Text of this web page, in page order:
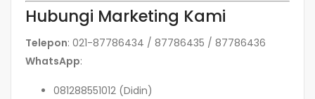
Hubungi Marketing Kami
Telepon: 021-87786434 / 87786435 / 87786436
WhatsApp:
081288551012 (Didin)